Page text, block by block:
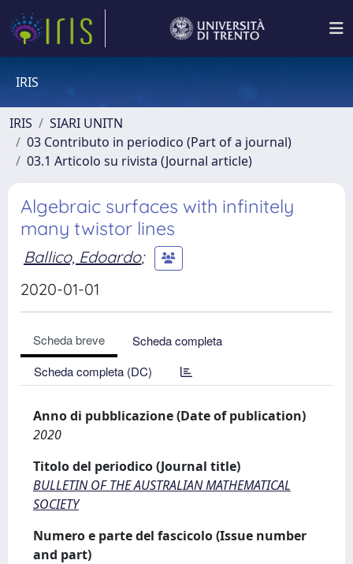
IRIS
IRIS
SIARI UNITN
03 Contributo in periodico (Part of a journal)
03.1 Articolo su rivista (Journal article)
Algebraic surfaces with infinitely
many twistor lines
Ballico, Edoardo;
2020-01-01
Scheda breve
Scheda completa
Scheda completa (DC)
Anno di pubblicazione (Date of publication)
2020
Titolo del periodico (Journal title)
BULLETIN OF THE AUSTRALIAN MATHEMATICAL
SOCIETY
Numero e parte del fascicolo (Issue number
and part)